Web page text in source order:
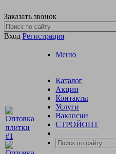
Заказать звонок
Вход Регистрация
Меню
Каталог
Акции
Контакты
Услуги
Вакансии
СТРОЙОПТ